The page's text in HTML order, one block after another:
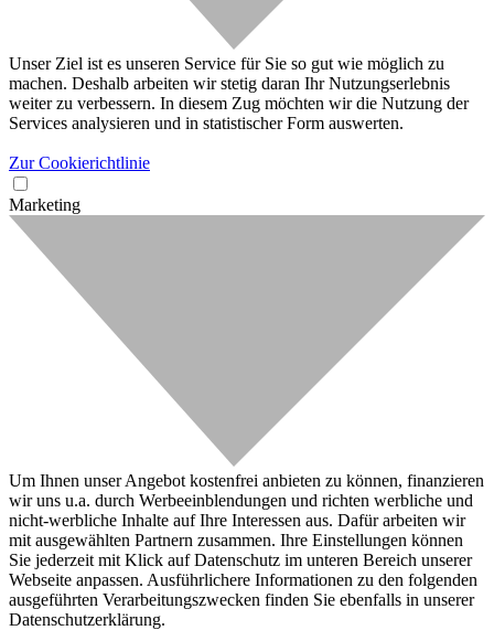
Unser Ziel ist es unseren Service für Sie so gut wie möglich zu
machen. Deshalb arbeiten wir stetig daran Ihr Nutzungserlebnis
weiter zu verbessern. In diesem Zug möchten wir die Nutzung der
Services analysieren und in statistischer Form auswerten.
Zur Cookierichtlinie
Marketing
Um Ihnen unser Angebot kostenfrei anbieten zu können, finanzieren
wir uns u.a. durch Werbeeinblendungen und richten werbliche und
nicht-werbliche Inhalte auf Ihre Interessen aus. Dafür arbeiten wir
mit ausgewählten Partnern zusammen. Ihre Einstellungen können
Sie jederzeit mit Klick auf Datenschutz im unteren Bereich unserer
Webseite anpassen. Ausführlichere Informationen zu den folgenden
ausgeführten Verarbeitungszwecken finden Sie ebenfalls in unserer
Datenschutzerklärung.